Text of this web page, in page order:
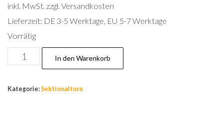
inkl. MwSt. zzgl. Versandkosten
Lieferzeit: DE 3-5 Werktage, EU 5-7 Werktage
Vorrätig
Tor,Garagentor,Sektionaltor,Garagentore,Tore,3040
X
Menge
In den Warenkorb
Kategorie:Sektionaltore